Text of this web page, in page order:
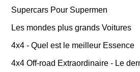
Supercars Pour Supermen
Les mondes plus grands Voitures
4x4 - Quel est le meilleur Essence
4x4 Off-road Extraordinaire - Le